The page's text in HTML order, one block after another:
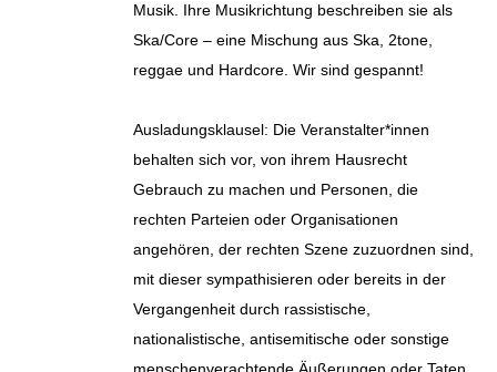
Musik. Ihre Musikrichtung beschreiben sie als
Ska/Core – eine Mischung aus Ska, 2tone,
reggae und Hardcore. Wir sind gespannt!
Ausladungsklausel: Die Veranstalter*innen
behalten sich vor, von ihrem Hausrecht
Gebrauch zu machen und Personen, die
rechten Parteien oder Organisationen
angehören, der rechten Szene zuzuordnen sind,
mit dieser sympathisieren oder bereits in der
Vergangenheit durch rassistische,
nationalistische, antisemitische oder sonstige